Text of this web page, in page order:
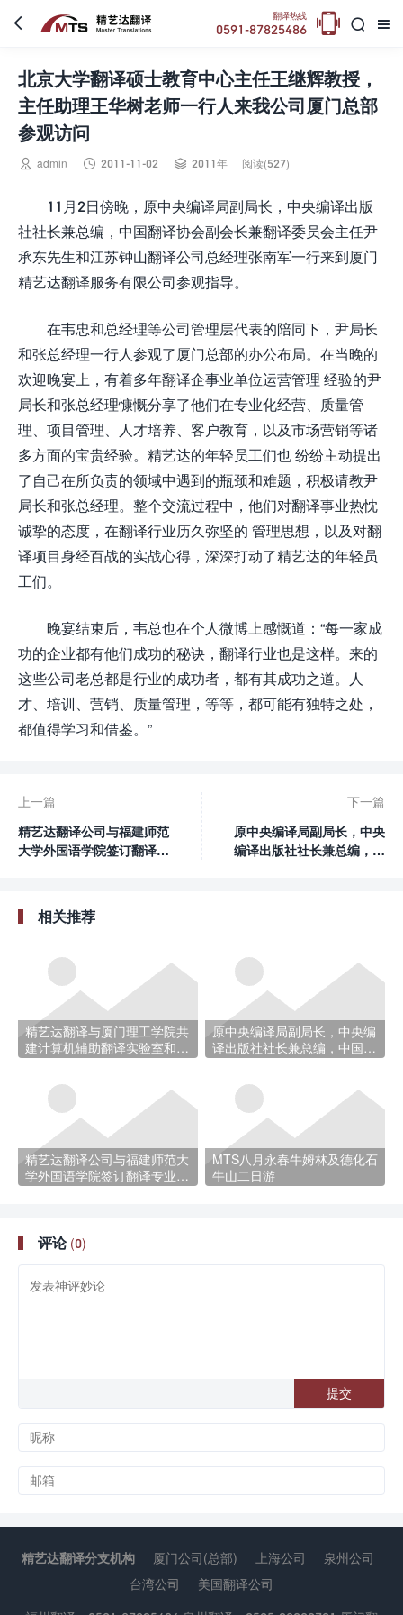
 

翻译热线
0591-87825486 
北京大学翻译硕士教育中心主任王继辉教授，
主任助理王华树老师一行人来我公司厦门总部
参观访问
 admin  2011-11-02  2011年 阅读(527)
11月2日傍晚，原中央编译局副局长，中央编译出版
社社长兼总编，中国翻译协会副会长兼翻译委员会主任尹
承东先生和江苏钟山翻译公司总经理张南军一行来到厦门
精艺达翻译服务有限公司参观指导。
在韦忠和总经理等公司管理层代表的陪同下，尹局长
和张总经理一行人参观了厦门总部的办公布局。在当晚的
欢迎晚宴上，有着多年翻译企事业单位运营管理 经验的尹
局长和张总经理慷慨分享了他们在专业化经营、质量管
理、项目管理、人才培养、客户教育，以及市场营销等诸
多方面的宝贵经验。精艺达的年轻员工们也 纷纷主动提出
了自己在所负责的领域中遇到的瓶颈和难题，积极请教尹
局长和张总经理。整个交流过程中，他们对翻译事业热忱
诚挚的态度，在翻译行业历久弥坚的 管理思想，以及对翻
译项目身经百战的实战心得，深深打动了精艺达的年轻员
工们。
晚宴结束后，韦总也在个人微博上感慨道：“每一家成
功的企业都有他们成功的秘诀，翻译行业也是这样。来的
这些公司老总都是行业的成功者，都有其成功之道。人
才、培训、营销、质量管理，等等，都可能有独特之处，
都值得学习和借鉴。”
上一篇
精艺达翻译公司与福建师范
大学外国语学院签订翻译专
下一篇
原中央编译局副局长，中央
编译出版社社长兼总编，中
相关推荐
精艺达翻译与厦门理工学院共
建计算机辅助翻译实验室和计
原中央编译局副局长，中央编
译出版社社长兼总编，中国翻
公司总经理张南军一行莅临厦
门精艺达翻译服务有限公司参
观指导
精艺达翻译公司与福建师范大
学外国语学院签订翻译专业硕
MTS八月永春牛姆林及德化石
牛山二日游
评论 (0)
精艺达翻译分支机构 厦门公司(总部) 上海公司
泉州公司
台湾公司
美国翻译公司